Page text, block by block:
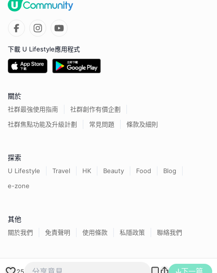
25
下載 U Lifestyle應用程式
關於
社群最強使用指南
社群創作有價企劃
社群焦點功能及升級計劃
常見問題 條款及細則
探索
U Lifestyle Travel HK Beauty Food
Blog
e-zone
其他
關於我們 免責聲明 使用條款 私隱政策 聯絡我們
香港經濟日報版權所有©